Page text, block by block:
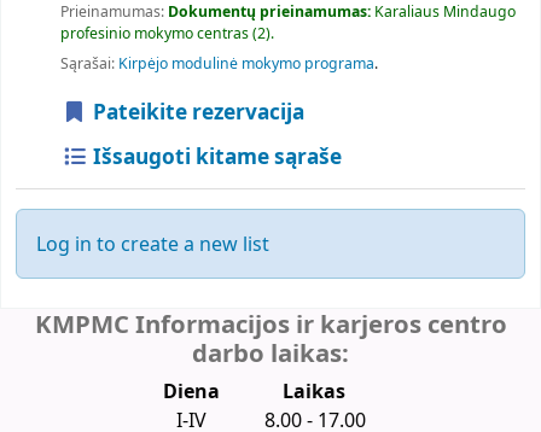
Prieinamumas: Dokumentų prieinamumas: Karaliaus Mindaugo
profesinio mokymo centras(2).
Sąrašai: Kirpėjo modulinė mokymo programa.
Pateikite rezervacija
Išsaugoti kitame sąraše
Log in to create a new list
KMPMC Informacijos ir karjeros centro
darbo laikas:
Diena
Laikas
I-IV 8.00 - 17.00